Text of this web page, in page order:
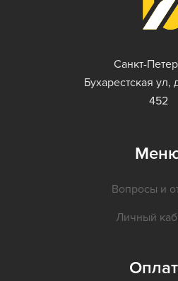
Санкт-
Бухарестская
452
Вопросы и
Личный